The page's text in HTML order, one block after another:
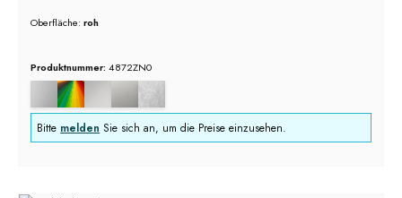
Oberfläche:roh
Produktnummer: 4872ZN0
Bitte melden Sie sich an, um die Preise einzusehen.